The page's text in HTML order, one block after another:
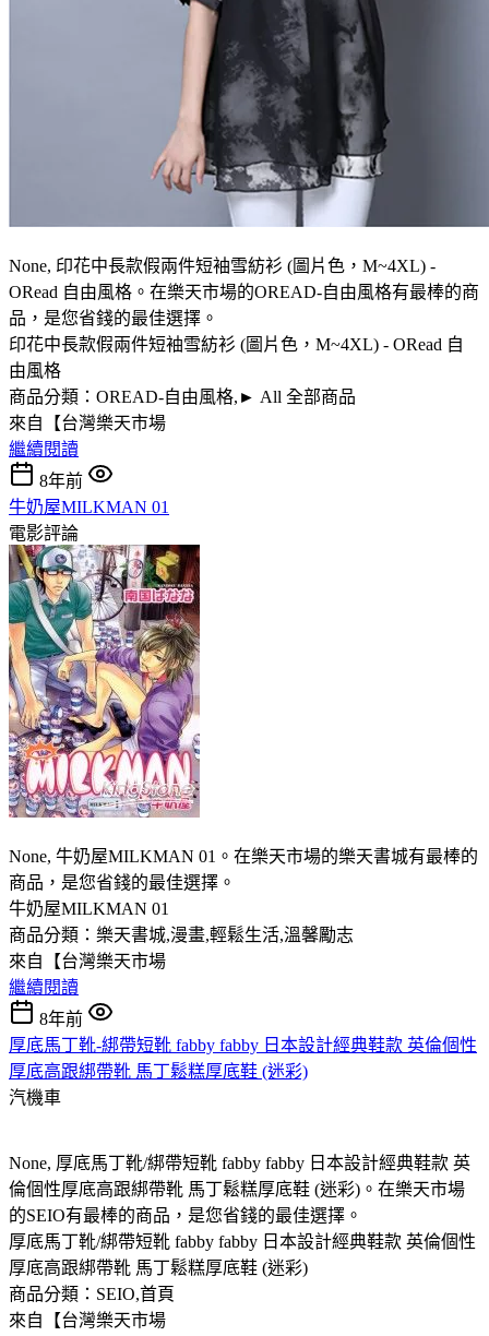
None, 印花中長款假兩件短袖雪紡衫 (圖片色，M~4XL) -
ORead 自由風格。在樂天市場的OREAD-自由風格有最棒的商
品，是您省錢的最佳選擇。
印花中長款假兩件短袖雪紡衫 (圖片色，M~4XL) - ORead 自
由風格
商品分類：OREAD-自由風格,► All 全部商品
來自【台灣樂天市場
繼續閱讀
8年前
牛奶屋MILKMAN 01
電影評論
None, 牛奶屋MILKMAN 01。在樂天市場的樂天書城有最棒的
商品，是您省錢的最佳選擇。
牛奶屋MILKMAN 01
商品分類：樂天書城,漫畫,輕鬆生活,溫馨勵志
來自【台灣樂天市場
繼續閱讀
8年前
厚底馬丁靴-綁帶短靴 fabby fabby 日本設計經典鞋款 英倫個性
厚底高跟綁帶靴 馬丁鬆糕厚底鞋 (迷彩)
汽機車
None, 厚底馬丁靴/綁帶短靴 fabby fabby 日本設計經典鞋款 英
倫個性厚底高跟綁帶靴 馬丁鬆糕厚底鞋 (迷彩)。在樂天市場
的SEIO有最棒的商品，是您省錢的最佳選擇。
厚底馬丁靴/綁帶短靴 fabby fabby 日本設計經典鞋款 英倫個性
厚底高跟綁帶靴 馬丁鬆糕厚底鞋 (迷彩)
商品分類：SEIO,首頁
來自【台灣樂天市場